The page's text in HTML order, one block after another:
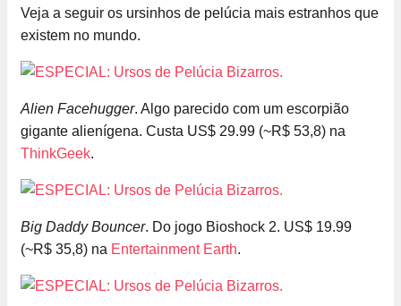
Veja a seguir os ursinhos de pelúcia mais estranhos que
existem no mundo.
Alien Facehugger. Algo parecido com um escorpião
gigante alienígena. Custa US$ 29.99 (~R$ 53,8) na
ThinkGeek.
Big Daddy Bouncer. Do jogo Bioshock 2. US$ 19.99
(~R$ 35,8) na Entertainment Earth.